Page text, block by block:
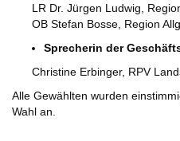
LR Dr. Jürgen Ludwig,
OB Stefan Bosse, Region
Sprecherin der
Christine Erbinger, RPV
Alle Gewählten wurden
Wahl an.